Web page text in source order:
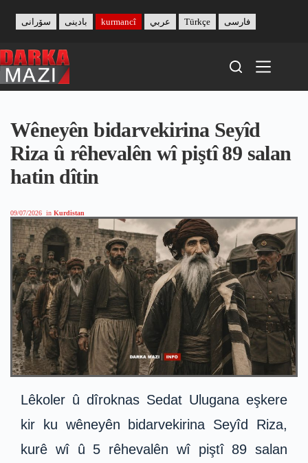
content
بادینی سۆرانی kurmancî عربي Türkçe فارسی
Wêneyên bidarvekirina Seyîd
Riza û rêhevalên wî piştî 89 salan
hatin dîtin
09/07/2026 in Kurdistan
Lêkoler û dîroknas Sedat Ulugana eşkere
kir ku wêneyên bidarvekirina Seyîd Riza,
kurê wî û 5 rêhevalên wî piştî 89 salan